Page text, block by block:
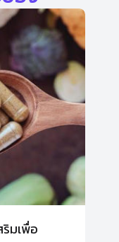
มเพื่อ